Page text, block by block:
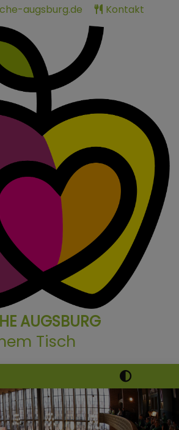
augsburg.de Kontakt
AUGSBURG
Tisch